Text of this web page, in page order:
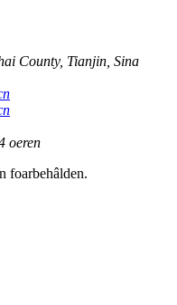
County, Tianjin, Sina
oeren
foarbehâlden.